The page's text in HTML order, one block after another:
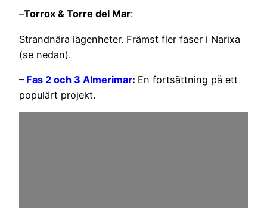
–Torrox & Torre del Mar:
Strandnära lägenheter. Främst fler faser i Narixa
(se nedan).
– Fas 2 och 3 Almerimar: En fortsättning på ett
populärt projekt.